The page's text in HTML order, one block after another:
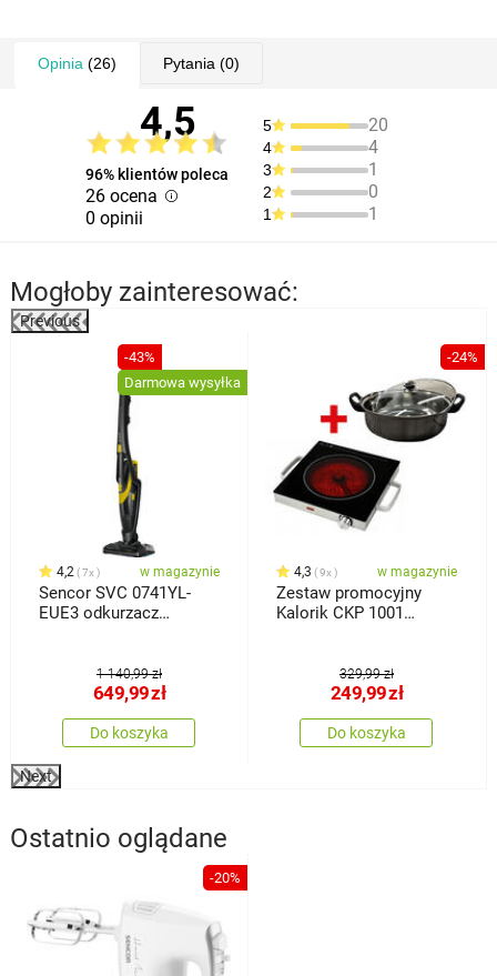
5 poziomów prędkości
2x miotełka do ubijania śmietany
2x hak do ugniatania
1x miotełka do ubijania piany z białek
Opinia (26) Pytania (0)
4,5
96% klientów poleca
26 ocena
0 opinii
5 20
4 4
3 1
2 0
1 1
Mogłoby zainteresować:
Previous
-43%
Darmowa wysyłka
4,2 7x w magazynie
Sencor SVC 0741YL-
EUE3 odkurzacz
1 140,99 zł
649,99zł
Do koszyka
-24%
4,3 9x w magazynie
Zestaw promocyjny
Kalorik CKP 1001
329,99 zł
249,99zł
Do koszyka
Next
Ostatnio oglądane
-20%